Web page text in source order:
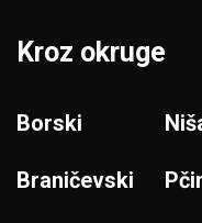
Kroz okruge
Borski
Braničevski